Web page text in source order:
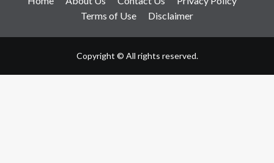
Terms of Use
Disclaimer